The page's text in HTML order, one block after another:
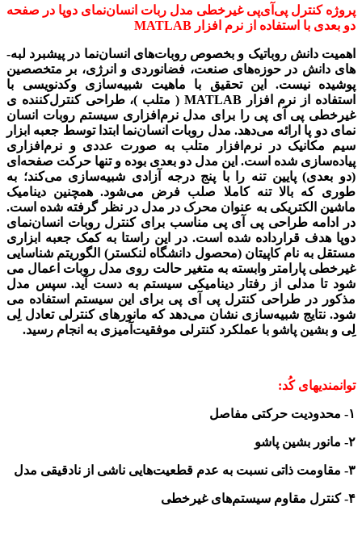
پروژه کنترل پی‌آی‌پی غیرخطی مدل ربات انسان‌نمای دوپا در صفحه
دو بعدی با استفاده از نرم افزار MATLAB
اهمیت دانش روباتیک و بخصوص روبات­‌های انسان‌نما در پیش­برد لبه‌­
های دانش در حوزه­‌های صنعت، فضانوردی و انرژی، بر متخصصین
پوشیده نیست. این تحقیق با ماهیت شبیه‌­سازی وکدنویسی با
استفاده از نرم افزار MATLAB ( متلب )
، طراحی کنترل­‌کننده­ ی
غیرخطی پی­ آی ­پی را برای مدل نرم‌افزاری سیستم روبات انسان­‌
نمای دو پا ارائه می‌دهد. مدل روبات انسان‌­نما ابتدا توسط جعبه­ ابزار
سیم ­مکانیک در نرم‌افزار متلب به صورت عددی و نرم‌­افزاری
پیاده‌سازی شده ­است. این مدل دو بعدی بوده و تنها حرکت صفحه‌ای
(دو بعدی) پایین تنه را با پنج درجه آزادی شبیه­‌سازی می­‌کند؛ به
طوری که بالا تنه کاملا صلب فرض می­‌شود. همچنین دینامیک
ماشین الکتریکی به عنوان محرک در مدل در نظر گرفته شده است.
در ادامه طراحی پی­ آی ­پی مناسب برای کنترل روبات انسان‌­نمای
دوپا هدف قرارداده شده ­است. در این راستا به کمک جعبه ابزاری
مستقل به نام کاپیتان (محصول دانشگاه لنکستر) الگوریتم شناسایی
غیرخطی پارامتر وابسته به متغیر حالت روی مدل روبات اعمال می­‌
شود تا مدلی از رفتار دینامیکی سیستم به دست آید. سپس مدل
مذکور در طراحی کنترل پی­ آی­ پی برای این سیستم استفاده می­‌
شود. نتایج شبیه‌سازی نشان می‌دهد که مانورهای کنترلی تعادل لِی
لِی و بشین پاشو با عملکرد کنترلی موفقیت­‌آمیزی به انجام رسید.
توانمندیهای کُد:
۱- محدودیت حرکتی مفاصل
۲- مانور بشین پاشو
۳- مقاومت ذاتی نسبت به عدم قطعیت‌هایی ناشی از نادقیقی مدل
۴- کنترل مقاوم سیستم‌های غیرخطی